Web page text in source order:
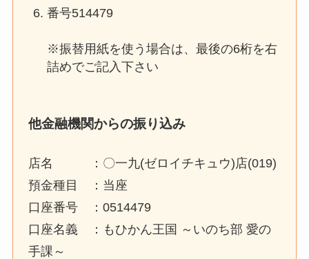
番号514479
※振替用紙を使う場合は、最後の6桁を右
詰めでご記入下さい
他金融機関からの振り込み
店名 ：〇一九(ゼロイチキュウ)店(019)
預金種目 ：当座
口座番号 ：0514479
口座名義 ：もひかん王国 ～いのち部 愛の
手課～